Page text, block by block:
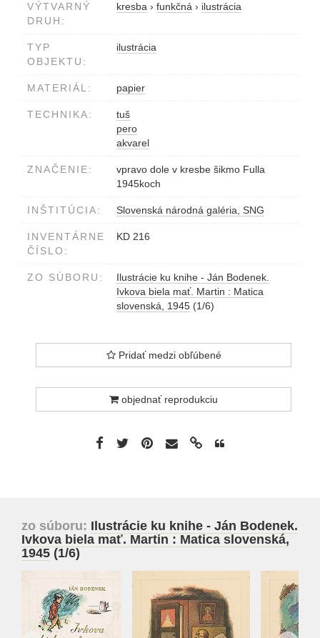
VÝTVARNÝ
DRUH:
kresba › funkčná › ilustrácia
TYP
OBJEKTU:
ilustrácia
MATERIÁL: papier
TECHNIKA:
tuš
pero
akvarel
ZNAČENIE:
vpravo dole v kresbe šikmo Fulla
1945koch
INŠTITÚCIA: Slovenská národná galéria, SNG
INVENTÁRNE
ČÍSLO:
KD 216
ZO SÚBORU:
Ilustrácie ku knihe - Ján Bodenek.
Ivkova biela mať. Martin : Matica
slovenská, 1945 (1/6)
Pridať medzi obľúbené
objednať reprodukciu
zo súboru: Ilustrácie ku knihe - Ján Bodenek.
Ivkova biela mať. Martin : Matica slovenská,
1945 (1/6)